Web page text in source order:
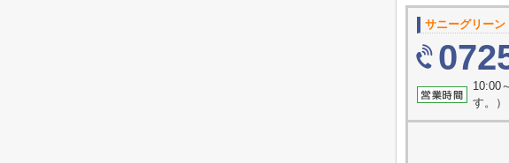
サニーグリーン
10:00
す。）